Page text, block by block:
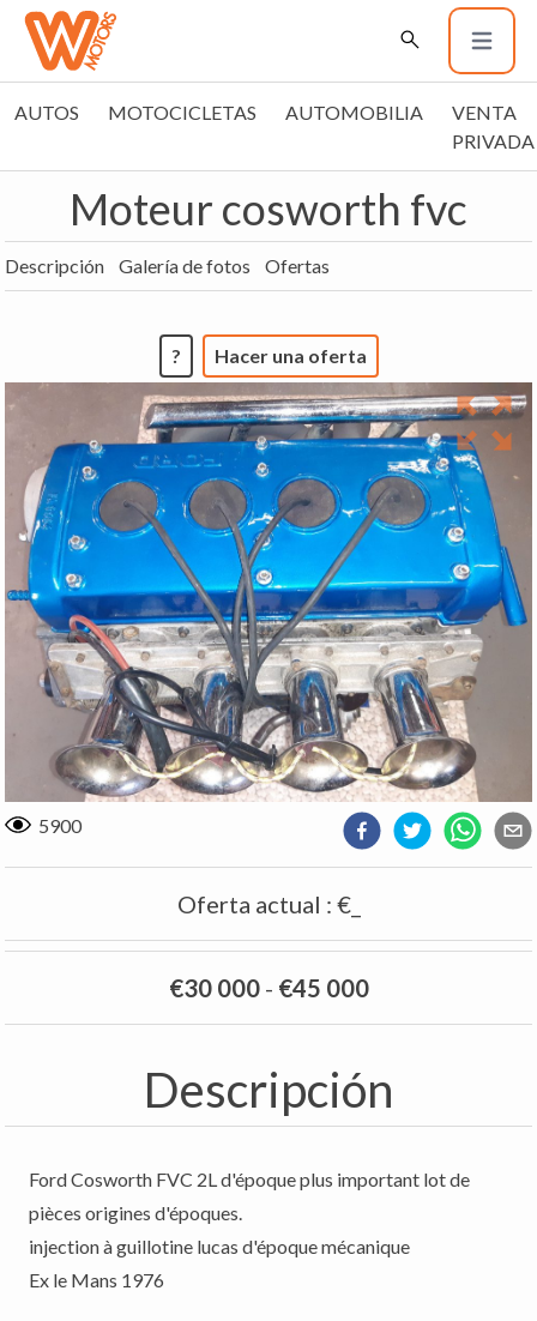
AUTOS MOTOCICLETAS AUTOMOBILIA
VENTA
PRIVADA
Moteur cosworth fvc
Descripción Galería de fotos Ofertas
? Hacer una oferta
5900
Oferta actual : €_
€30 000- €45 000
Descripción
Ford Cosworth FVC 2L d'époque plus important lot de
pièces origines d'époques.
injection à guillotine lucas d'époque mécanique
Ex le Mans 1976